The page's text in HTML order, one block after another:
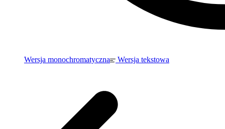
Wersja monochromatyczna Wersja tekstowa